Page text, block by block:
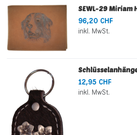
SEWL-29 Miriam
96,20 CHF
inkl. MwSt.
12,95 CHF
inkl. MwSt.